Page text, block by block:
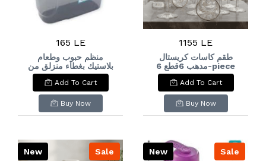
165 LE
منظم حبوب وطعام
بلاستيك بغطاء منزلق من
فولي لايف (1.8 لتر): Foly
Life Plastic Food &
Cereal Container
with Sliding Lid (1.8L)
Add To Cart
Buy Now
1155 LE
طقم كاسات كريستال
مدهب 6قطع 6-piece
gilded crystal glass
set
Add To Cart
Buy Now
Sale
New Sale
New